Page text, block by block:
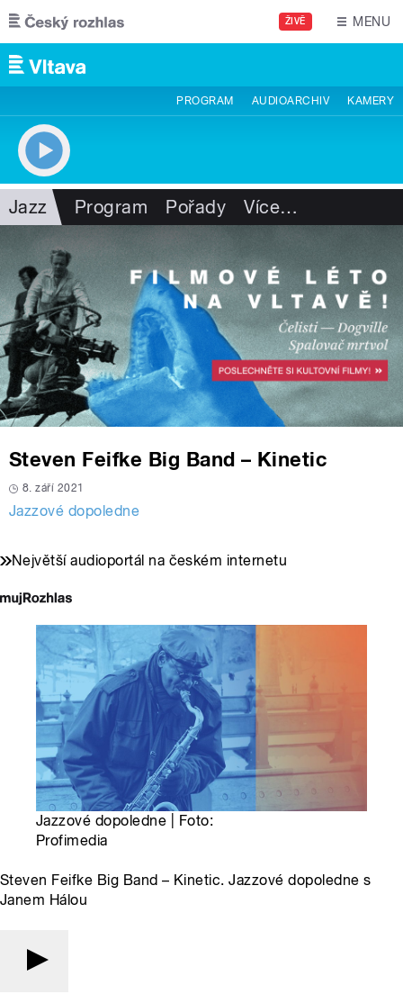
Přejít k hlavnímu obsahu
ŽIVĚ MENU
PROGRAM AUDIOARCHIV KAMERY
Jazz Program Pořady Více…
Steven Feifke Big Band – Kinetic
8. září 2021
Jazzové dopoledne
Největší audioportál na českém internetu
Jazzové dopoledne | Foto:
Profimedia
Steven Feifke Big Band – Kinetic. Jazzové dopoledne s
Janem Hálou